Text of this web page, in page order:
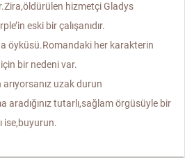
hizmetçi Gladys
eski bir çalışanıdır.
öyküsü.Romandaki her karakterin
bir nedeni var.
uzak durun
aradığınız tutarlı,sağlam örgüsüyle bir
ise,buyurun.